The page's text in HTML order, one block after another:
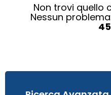
Non trovi quello
Nessun